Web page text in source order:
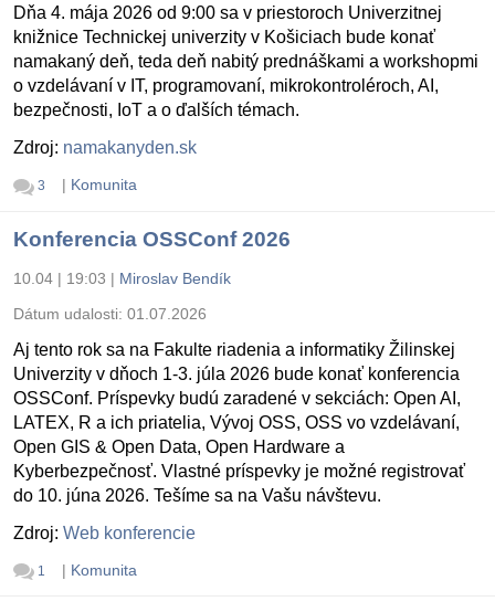
Dňa 4. mája 2026 od 9:00 sa v priestoroch Univerzitnej
knižnice Technickej univerzity v Košiciach bude konať
namakaný deň, teda deň nabitý prednáškami a workshopmi
o vzdelávaní v IT, programovaní, mikrokontroléroch, AI,
bezpečnosti, IoT a o ďalších témach.
Zdroj: namakanyden.sk
3 | Komunita
Konferencia OSSConf 2026
10.04 | 19:03 | Miroslav Bendík
Dátum udalosti: 01.07.2026
Aj tento rok sa na Fakulte riadenia a informatiky Žilinskej
Univerzity v dňoch 1-3. júla 2026 bude konať konferencia
OSSConf. Príspevky budú zaradené v sekciách: Open AI,
LATEX, R a ich priatelia, Vývoj OSS, OSS vo vzdelávaní,
Open GIS & Open Data, Open Hardware a
Kyberbezpečnosť. Vlastné príspevky je možné registrovať
do 10. júna 2026. Tešíme sa na Vašu návštevu.
Zdroj: Web konferencie
1 | Komunita